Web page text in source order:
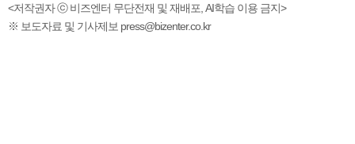
<저작권자 ⓒ 비즈엔터 무단전재 및 재배포, AI학습 이용 금지>
※ 보도자료 및 기사제보 press@bizenter.co.kr